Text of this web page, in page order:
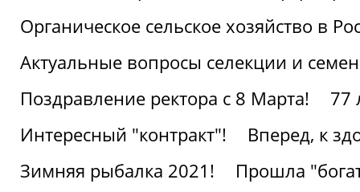
Органическое сельское хозяйство в
Актуальные вопросы селекции и
Поздравление ректора с 8 Марта!
77
Интересный "контракт"!
Вперед, к
Зимняя рыбалка 2021!
Прошла